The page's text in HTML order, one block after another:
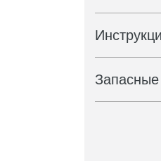
Запасные